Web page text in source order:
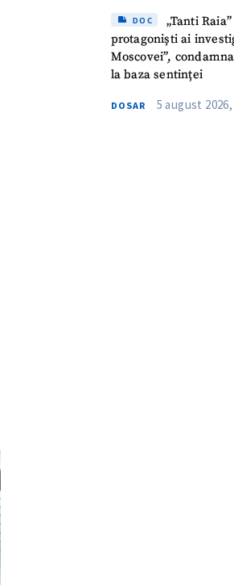
DOC
„Tanti
protagoniști ai
Moscovei”,
la baza sentinței
DOSAR 5 august 2026,